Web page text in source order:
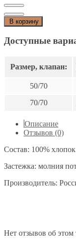
В корзину
Доступные
Размер, клапан:
50/70
70/70
Описание
Отзывов (0)
Состав: 100% хлопок
Застежка: молния
Производитель:
Нет отзывов об этом